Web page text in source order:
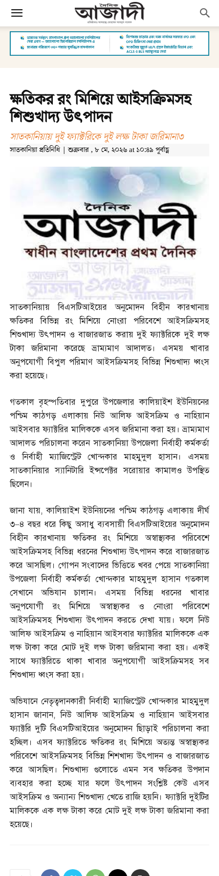
ক্ষতিকর রং মিশিয়ে আইসক্রিমসহ
শিশুখাদ্য উৎপাদন
সাতকানিয়ায় দুই ফ্যাক্টরিকে দুই লক্ষ টাকা জরিমানা৩
সাতকানিয়া প্রতিনিধি | শুক্রবার , ৮ মে, ২০২৬ at ১০:৪৯ পূর্বাহ্ণ
সাতকানিয়ায় বিএসটিআইয়ের অনুমোদন বিহীন কারখানায়
ক্ষতিকর বিভিন্ন রং মিশিয়ে নোংরা পরিবেশে আইসক্রিমসহ
শিশুখাদ্য উৎপাদন ও বাজারজাত করায় দুই ফ্যাক্টরিকে দুই লক্ষ
টাকা জরিমানা করেছে ভ্রাম্যমাণ আদালত। এসময় খাবার
অনুপযোগী বিপুল পরিমাণ আইসক্রিমসহ বিভিন্ন শিশুখাদ্য ধ্বংস
করা হয়েছে।
গতকাল বৃহস্পতিবার দুপুরে উপজেলার কালিয়াইশ ইউনিয়নের
পশ্চিম কাঠগড় এলাকায় নিউ আলিফ আইসক্রিম ও নাহিয়ান
আইসবার ফ্যাক্টরির মালিককে এসব জরিমানা করা হয়। ভ্রাম্যমাণ
আদালত পরিচালনা করেন সাতকানিয়া উপজেলা নির্বাহী কর্মকর্তা
ও নির্বাহী ম্যাজিস্ট্রেট খোন্দকার মাহমুদুল হাসান। এসময়
সাতকানিয়ার স্যানিটারি ইন্সপেক্টর সরোয়ার কামালও উপস্থিত
ছিলেন।
জানা যায়,কালিয়াইশ ইউনিয়নের পশ্চিম কাঠগড় এলাকায় দীর্ঘ
৩–৪ বছর ধরে কিছু অসাধু ব্যবসায়ী বিএসটিআইয়ের অনুমোদন
বিহীন কারখানায় ক্ষতিকর রং মিশিয়ে অস্বাস্থ্যকর পরিবেশে
আইসক্রিমসহ বিভিন্ন ধরনের শিশুখাদ্য উৎপাদন করে বাজারজাত
করে আসছিল। গোপন সংবাদের ভিত্তিতে খবর পেয়ে সাতকানিয়া
উপজেলা নির্বাহী কর্মকর্তা খোন্দকার মাহমুদুল হাসান গতকাল
সেখানে অভিযান চালান। এসময় বিভিন্ন ধরনের খাবার
অনুপযোগী রং মিশিয়ে অস্বাস্থ্যকর ও নোংরা পরিবেশে
আইসক্রিমসহ শিশুখাদ্য উৎপাদন করতে দেখা যায়। ফলে নিউ
আলিফ আইসক্রিম ও নাহিয়ান আইসবার ফ্যাক্টরির মালিককে এক
লক্ষ টাকা করে মোট দুই লক্ষ টাকা জরিমানা করা হয়। একই
সাথে ফ্যাক্টরিতে থাকা খাবার অনুপযোগী আইসক্রিমসহ সব
শিশুখাদ্য ধ্বংস করা হয়।
অভিযানে নেতৃত্বদানকারী নির্বাহী ম্যাজিস্ট্রেট খোন্দকার মাহমুদুল
হাসান জানান,নিউ আলিফ আইসক্রিম ও নাহিয়ান আইসবার
ফ্যাক্টরি দুটি বিএসটিআইয়ের অনুমোদন ছিাড়াই পরিচালনা করা
হচ্ছিল। এসব ফ্যাক্টরিতে ক্ষতিকর রং মিশিয়ে অত্যন্ত অস্বাস্থ্যকর
পরিবেশে আইসক্রিমসহ বিভিন্ন শিশখাদ্য উৎপাদন ও বাজারজাত
করে আসছিল। শিশুখাদ্য গুলোতে এমন সব ক্ষতিকর উপদান
ব্যবহার করা হচ্ছে যার ফলে উৎপাদন সংশ্লিষ্ট কেউ এসব
আইসক্রিম ও অন্যান্য শিশুখাদ্য খেতে রাজি হয়নি। ফ্যাক্টরি দুইটির
মালিককে এক লক্ষ টাকা করে মোট দুই লক্ষ টাকা জরিমানা করা
হয়েছে।